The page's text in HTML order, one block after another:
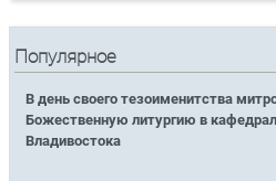
Популярное
В день своего тезоименитства
Божественную литургию в
Владивостока